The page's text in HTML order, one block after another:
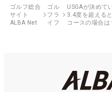
ゴルフ総合
サイト
ALBA Net
ゴル
フラ
イフ
USGAが決めて
3.4度を超える
コースの場合は